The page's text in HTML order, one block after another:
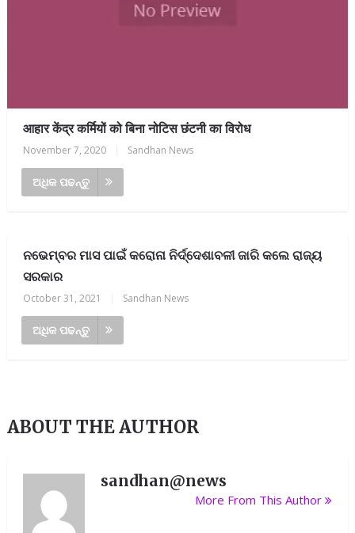
आहार केंद्र कर्मियों को बिना नोटिस छंटनी का विरोध
November 7, 2020 Sandhan News
ଅଧିକ ପଢନ୍ତୁ
ନଭେମ୍ବର ମାସ ପାଇଁ କରୋନା ନିର୍ଦ୍ଦେଶାବଳୀ ଜାରି କଲେ ରାଜ୍ୟ
ସରକାର
October 31, 2021 Sandhan News
ଅଧିକ ପଢନ୍ତୁ
ABOUT THE AUTHOR
sandhan@news
More From This Author